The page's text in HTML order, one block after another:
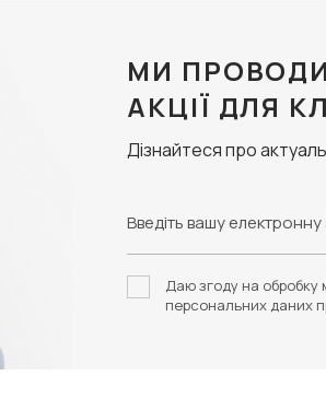
МИ
АКЦІЇ ДЛЯ
Дізнайтеся про
Даю згоду на обробку
персональних даних